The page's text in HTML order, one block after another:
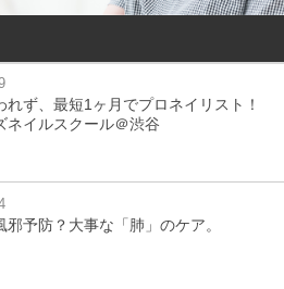
れず、最短1ヶ月でプロネイリスト！
ネイルスクール＠渋谷
邪予防？大事な「肺」のケア。